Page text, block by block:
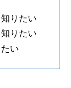
りたい
りたい
い